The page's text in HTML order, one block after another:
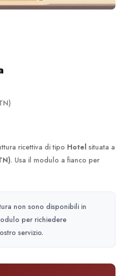
ricettiva di tipo Hotel situata a
. Usa il modulo a fianco per
non sono disponibili in
per richiedere
servizio.